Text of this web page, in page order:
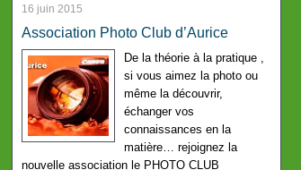
16 juin 2015
Association Photo Club d’Aurice
De la théorie à la pratique ,
si vous aimez la photo ou
même la découvrir,
échanger vos
connaissances en la
matière… rejoignez la
nouvelle association le PHOTO CLUB